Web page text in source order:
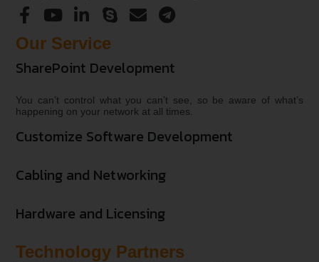
Our Service
SharePoint Development
You can’t control what you can’t see, so be aware of what’s
happening on your network at all times.
Customize Software Development
Cabling and Networking
Hardware and Licensing
Technology Partners